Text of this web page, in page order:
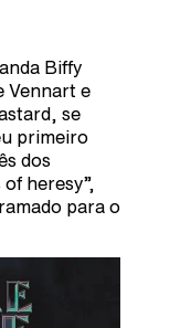
Biffy
Vennart e
se
primeiro
dos
heresy”,
para o